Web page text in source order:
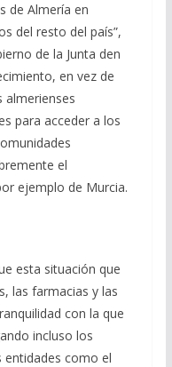
de Almería en
del resto del país”,
de la Junta den
en vez de
almerienses
para acceder a los
el
ejemplo de Murcia.
esta situación que
las farmacias y las
con la que
incluso los
como el